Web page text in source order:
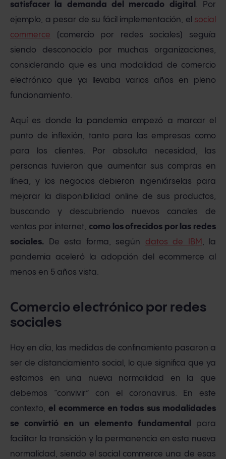
satisfacer la demanda del mercado digital . Por
ejemplo, a pesar de su fácil implementación, el social
commerce (comercio por redes sociales) seguía
siendo desconocido por muchas organizaciones,
considerando que es una modalidad de comercio
electrónico que ya llevaba varios años en pleno
funcionamiento.
Aquí es donde la pandemia empezó a marcar el
punto de inflexión, tanto para las empresas como
para los clientes. Por absoluta necesidad, las
personas tuvieron que aumentar sus compras en
línea, y los negocios debieron ingeniárselas para
mejorar la disponibilidad online de sus productos,
buscando y descubriendo nuevos canales de
ventas por internet, como los ofrecidos por las redes
sociales. De esta forma, según datos de IBM , la
pandemia aceleró la adopción del ecommerce al
menos en 5 años vista.
Comercio electrónico por redes
sociales
Hoy en día, las medidas de confinamiento pasaron a
ser de distanciamiento social, lo que significa que ya
estamos en una nueva normalidad en la que
debemos “convivir” con el coronavirus. En este
contexto,el ecommerce en todas sus modalidades
se convirtió en un elemento fundamental para
facilitar la transición y la permanencia en esta nueva
normalidad, siendo el social commerce una de esas